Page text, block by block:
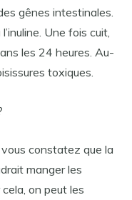
gênes intestinales.
Une fois cuit,
les 24 heures. Au-
toxiques.
, vous constatez que la
manger les
on peut les